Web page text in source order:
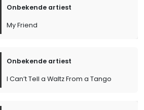
Onbekende artiest
My Friend
Onbekende artiest
I Can’t Tell a Waltz From a Tango